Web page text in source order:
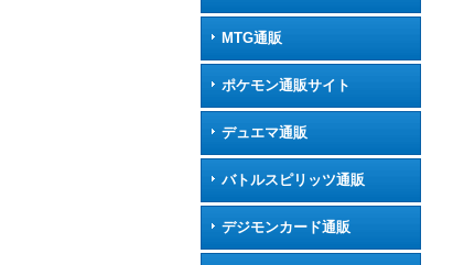
MTG通販
ポケモン通販サイト
デュエマ通販
バトルスピリッツ通販
デジモンカード通販